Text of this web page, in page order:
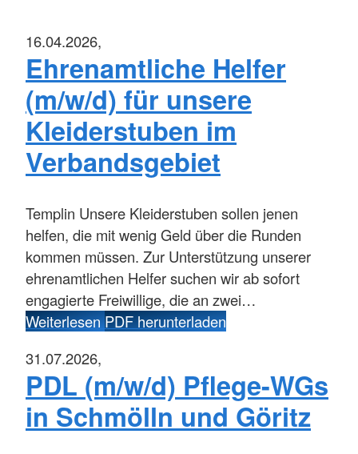
16.04.2026,
Ehrenamtliche Helfer
(m/w/d) für unsere
Kleiderstuben im
Verbandsgebiet
Templin Unsere Kleiderstuben sollen jenen
helfen, die mit wenig Geld über die Runden
kommen müssen. Zur Unterstützung unserer
ehrenamtlichen Helfer suchen wir ab sofort
engagierte Freiwillige, die an zwei…
WeiterlesenPDF herunterladen
31.07.2026,
PDL (m/w/d) Pflege-WGs
in Schmölln und Göritz